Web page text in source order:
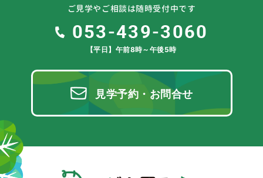
ご見学やご相談は随時受付中です
053-439-3060
【平日】午前8時～午後5時
見学予約・お問合せ